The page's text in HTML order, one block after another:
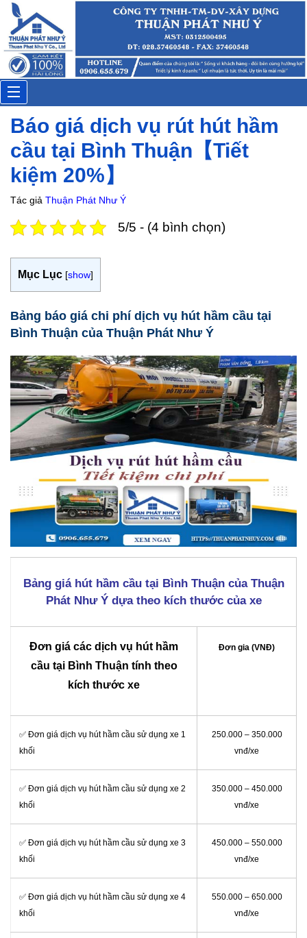
Toggle
navigation
Báo giá dịch vụ rút hút hầm
cầu tại Bình Thuận【Tiết
kiệm 20%】
Tác giả Thuận Phát Như Ý
5/5 - (4 bình chọn)
Mục Lục [show]
Bảng báo giá chi phí dịch vụ hút hầm cầu tại
Bình Thuận của Thuận Phát Như Ý
Bảng giá hút hầm cầu tại Bình Thuận của Thuận
Phát Như Ý dựa theo kích thước của xe
Đơn giá các dịch vụ hút hầm
cầu tại Bình Thuận tính theo
kích thước xe
Đơn gia (VNĐ)
✅ Đơn giá dịch vụ hút hầm cầu sử dụng xe 1
khối
250.000 – 350.000
vnđ/xe
✅ Đơn giá dịch vụ hút hầm cầu sử dụng xe 2
khối
350.000 – 450.000
vnđ/xe
✅ Đơn giá dịch vụ hút hầm cầu sử dụng xe 3
khối
450.000 – 550.000
vnđ/xe
✅ Đơn giá dịch vụ hút hầm cầu sử dụng xe 4
khối
550.000 – 650.000
vnđ/xe
Thi
Đặt lịch: 15 phút trước